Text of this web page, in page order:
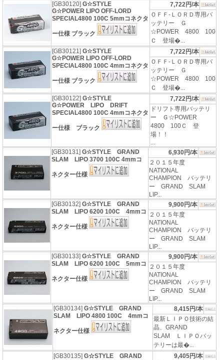
[GB30120]G☆STYLE
G☆POWER LIPO OFF-LORD
SPECIAL4800 100C 5mmコネクタ
ー仕様 ブラック
7,722円/本
ＯＦＦ-ＬＯＲＤ専用バ
ッテリー Ｇ
☆POWER 4800 100
Ｃ 登場�...
[GB30121]G☆STYLE
G☆POWER LIPO OFF-LORD
SPECIAL4800 100C 4mmコネクタ
ー仕様 ブラック
7,722円/本
ＯＦＦ-ＬＯＲＤ専用バ
ッテリー Ｇ
☆POWER 4800 100
Ｃ 登場�...
[GB30122]G☆STYLE
G☆POWER LIPO DRIFT
SPECIAL4800 100C 4mmコネクタ
ー仕様 ブラック
7,722円/本
ドリフト専用バッテリ
ー Ｇ☆POWER
4800 100Ｃ 登
場！！
...
[GB30131]G☆STYLE GRAND
SLAM LIPO 3700 100C 4mmコ
ネクター仕様
6,930円/本
２０１５年度
NATIONAL
CHAMPION バッテリ
ー GRAND SLAM
LIP...
[GB30132]G☆STYLE GRAND
SLAM LIPO 6200 100C 4mmコ
ネクター仕様
9,900円/本
２０１５年度
NATIONAL
CHAMPION バッテリ
ー GRAND SLAM
LIP...
[GB30133]G☆STYLE GRAND
SLAM LIPO 6200 100C 5mmコ
ネクター仕様
9,900円/本
２０１５年度
NATIONAL
CHAMPION バッテリ
ー GRAND SLAM
LIP...
[GB30134]G☆STYLE GRAND
SLAM LIPO 4800 100C 4mmコ
ネクター仕様
8,415円/本
最新ＬＩＰＯ技術の結
晶、GRAND
SLAM ＬＩＰＯバッ
テリーは最�...
[GB30135]G☆STYLE GRAND
9,405円/本